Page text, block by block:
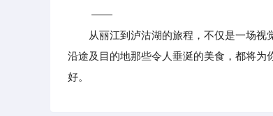
——
从丽江到泸沽湖的旅程，不仅是一场视
沿途及目的地那些令人垂涎的美食，都将
好。